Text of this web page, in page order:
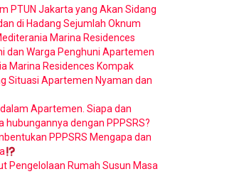
PTUN Jakarta yang Akan Sidang
di Hadang Sejumlah Oknum
Marina Residences
dan Warga Penghuni Apartemen
Marina Residences Kompak
Situasi Apartemen Nyaman dan
Apartemen. Siapa dan
hubungannya dengan PPPSRS?
PPPSRS Mengapa dan
Pengelolaan Rumah Susun Masa